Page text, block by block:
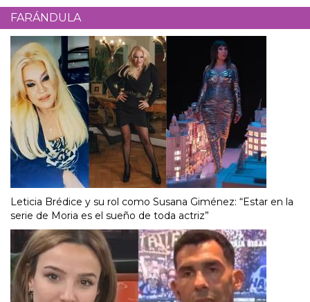
FARÁNDULA
Leticia Brédice y su rol como Susana Giménez: “Estar en la
serie de Moria es el sueño de toda actriz”